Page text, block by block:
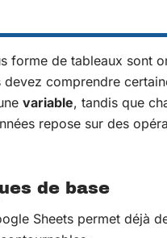
forme de tableaux sont
comprendre
variable, tandis que
repose sur des
de base
Sheets permet déjà